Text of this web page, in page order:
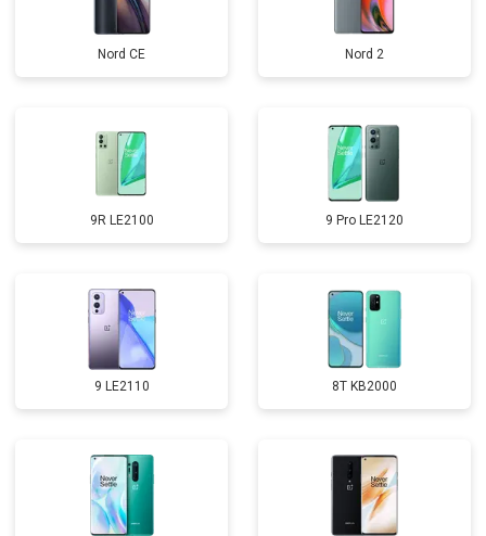
Nord CE Nord 2
9R LE2100 9 Pro LE2120
9 LE2110 8T KB2000